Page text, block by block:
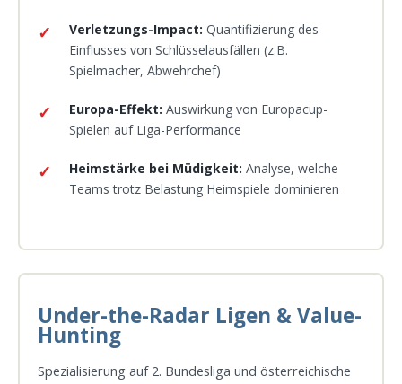
Verletzungs-Impact: Quantifizierung des
Einflusses von Schlüsselausfällen (z.B.
Spielmacher, Abwehrchef)
Europa-Effekt: Auswirkung von Europacup-
Spielen auf Liga-Performance
Heimstärke bei Müdigkeit: Analyse, welche
Teams trotz Belastung Heimspiele dominieren
Under-the-Radar Ligen & Value-
Hunting
Spezialisierung auf 2. Bundesliga und österreichische